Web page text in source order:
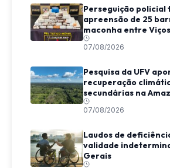
Perseguição policial
apreensão de 25
maconha entre
07/08/2026
Pesquisa da UFV
recuperação
secundárias na
07/08/2026
Laudos de
validade
Gerais